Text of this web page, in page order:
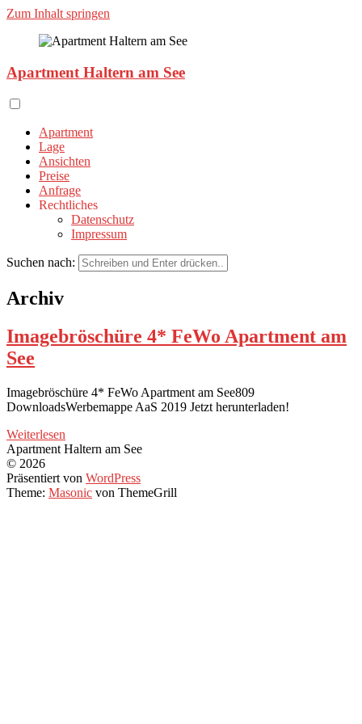
Zum Inhalt springen
Apartment Haltern am See
Apartment
Lage
Ansichten
Preise
Anfrage
Rechtliches
Datenschutz
Impressum
Suchen nach:
Archiv
Imagebröschüre 4* FeWo Apartment am
See
Imagebröschüre 4* FeWo Apartment am See809
DownloadsWerbemappe AaS 2019 Jetzt herunterladen!
Weiterlesen
Apartment Haltern am See
© 2026
Präsentiert von WordPress
Theme: Masonic von ThemeGrill